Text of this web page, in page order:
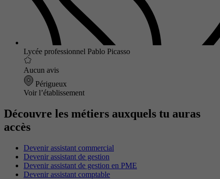
Lycée professionnel Pablo Picasso
Aucun avis
Périgueux
Voir l’établissement
Découvre les métiers auxquels tu auras
accès
Devenir assistant commercial
Devenir assistant de gestion
Devenir assistant de gestion en PME
Devenir assistant comptable